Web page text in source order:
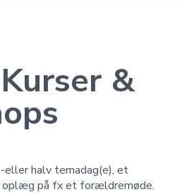
&
eller halv temadag(e), et
på fx et forældremøde.